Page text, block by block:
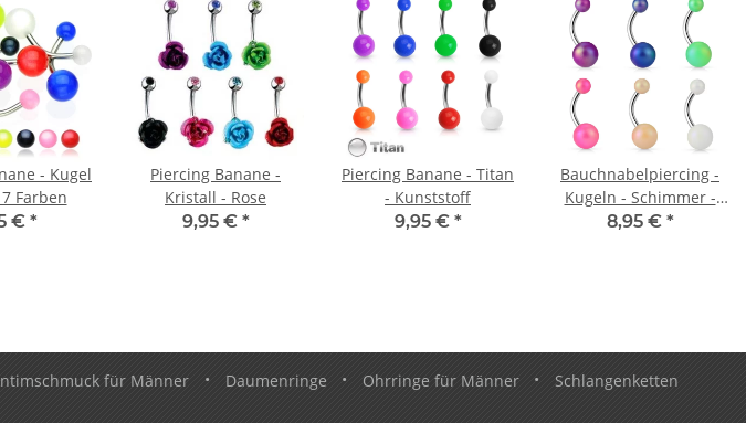
- Kugel
Farben
€ *
Piercing Banane -
Kristall - Rose
9,95 € *
Piercing Banane - Titan
- Kunststoff
9,95 € *
Bauchnabelpiercing -
Kugeln - Schimmer -
Matt
8,95 € *
für Männer • Daumenringe • Ohrringe für Männer • Schlangenketten